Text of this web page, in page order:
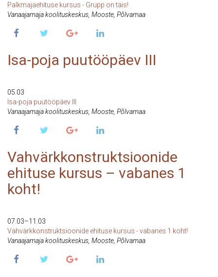
Palkmajaehituse kursus - Grupp on täis!
Vanaajamaja koolituskeskus, Mooste, Põlvamaa
Isa-poja puutööpäev III
05.03
Isa-poja puutööpäev III
Vanaajamaja koolituskeskus, Mooste, Põlvamaa
Vahvärkkonstruktsioonide
ehituse kursus – vabanes 1
koht!
07.03–11.03
Vahvärkkonstruktsioonide ehituse kursus - vabanes 1 koht!
Vanaajamaja koolituskeskus, Mooste, Põlvamaa